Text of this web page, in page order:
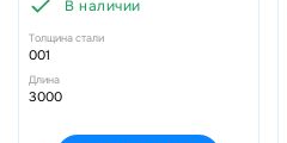
В наличии
Толщина стали
001
Длина
3000